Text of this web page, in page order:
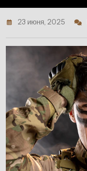
23 июня, 2025